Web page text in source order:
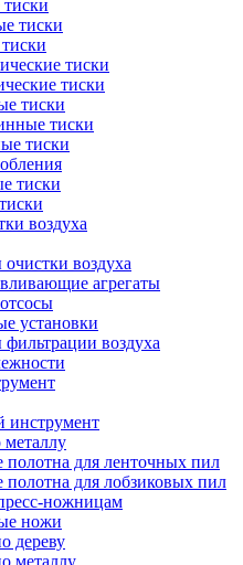
тиски
тиски
тиски
тиски
тиски
тиски
тиски
воздуха
воздуха
агрегаты
установки
воздуха
инструмент
для ленточных пил
для лобзиковых пил
ножницам
ножи
дереву
металлу